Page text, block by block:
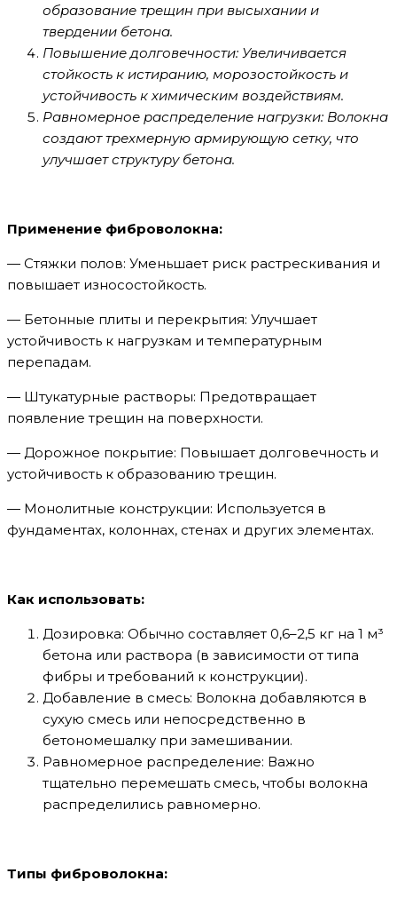
образование трещин при высыхании и
твердении бетона.
Повышение долговечности: Увеличивается
стойкость к истиранию, морозостойкость и
устойчивость к химическим воздействиям.
Равномерное распределение нагрузки: Волокна
создают трехмерную армирующую сетку, что
улучшает структуру бетона.
Применение фиброволокна:
— Стяжки полов: Уменьшает риск растрескивания и
повышает износостойкость.
— Бетонные плиты и перекрытия: Улучшает
устойчивость к нагрузкам и температурным
перепадам.
— Штукатурные растворы: Предотвращает
появление трещин на поверхности.
— Дорожное покрытие: Повышает долговечность и
устойчивость к образованию трещин.
— Монолитные конструкции: Используется в
фундаментах, колоннах, стенах и других элементах.
Как использовать:
Дозировка: Обычно составляет 0,6–2,5 кг на 1 м³
бетона или раствора (в зависимости от типа
фибры и требований к конструкции).
Добавление в смесь: Волокна добавляются в
сухую смесь или непосредственно в
бетономешалку при замешивании.
Равномерное распределение: Важно
тщательно перемешать смесь, чтобы волокна
распределились равномерно.
Типы фиброволокна: